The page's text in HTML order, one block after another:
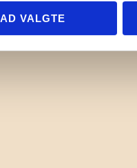
VALGTE